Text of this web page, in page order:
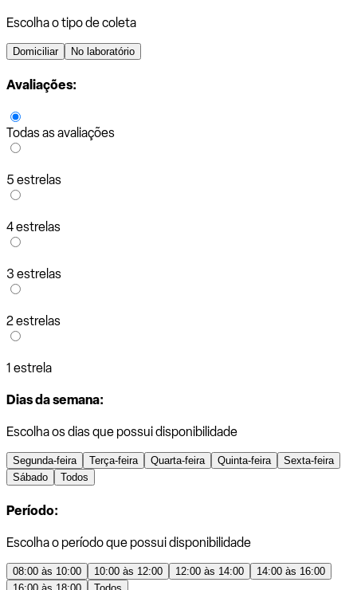
Escolha o tipo de coleta
Domiciliar No laboratório
Avaliações:
Todas as avaliações
5 estrelas
4 estrelas
3 estrelas
2 estrelas
1 estrela
Dias da semana:
Escolha os dias que possui disponibilidade
Segunda-feira Terça-feira Quarta-feira Quinta-feira
Sexta-feira
Sábado
Todos
Período:
Escolha o período que possui disponibilidade
08:00 às 10:00 10:00 às 12:00 12:00 às 14:00
14:00 às 16:00